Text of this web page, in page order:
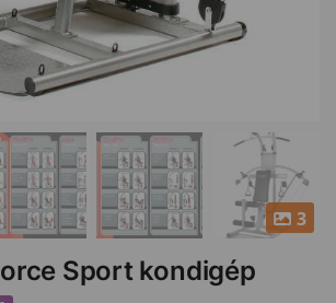
3
Sport kondigép